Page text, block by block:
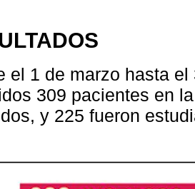
el 1 de marzo hasta
309 pacientes en
y 225 fueron